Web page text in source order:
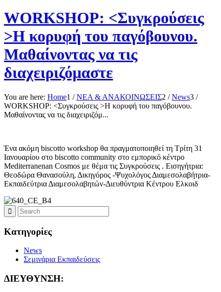
WORKSHOP: <Συγκρούσεις
>Η κορυφή του παγόβουνου.
Μαθαίνοντας να τις
διαχειριζόμαστε
You are here: Home1 / ΝΕΑ & ΑΝΑΚΟΙΝΩΣΕΙΣ2 / News3 /
WORKSHOP: <Συγκρούσεις >Η κορυφή του παγόβουνου.
Μαθαίνοντας να τις διαχειριζόμ...
Ένα ακόμη biscotto workshop θα πραγματοποιηθεί τη Τρίτη 31
Ιανουαρίου στο biscotto community στο εμπορικό κέντρο
Mediterranenan Cosmos με θέμα τις Συγκρούσεις . Εισηγήτρια:
Θεοδώρα Θανασούλη, Δικηγόρος -Ψυχολόγος Διαμεσολαβήτρια-
Εκπαιδεύτρια Διαμεσολαβητών-Διευθύντρια Κέντρου Ελκοιδ
Kατηγορίες
News
Σεμινάρια Εκπαιδεύσεις
ΔΙΕΥΘΥΝΣΗ: